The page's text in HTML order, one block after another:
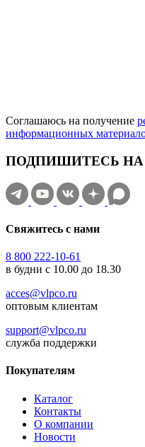
Соглашаюсь на получение
информационных
ПОДПИШИТЕСЬ НА
Свяжитесь с нами
8 800 222-10-61
в будни с 10.00 до 18.30
acces@vlpco.ru
оптовым клиентам
support@vlpco.ru
служба поддержки
Покупателям
Каталог
Контакты
О компании
Новости